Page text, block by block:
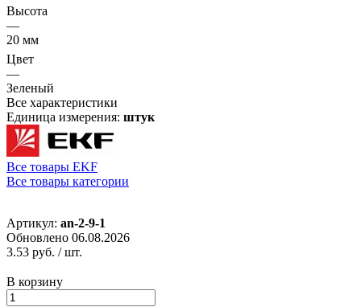
Высота
—
20 мм
Цвет
—
Зеленый
Все характеристики
Единица измерения: штук
Все товары EKF
Все товары категории
Артикул: an-2-9-1
Обновлено 06.08.2026
3.53 руб. / шт.
В корзину